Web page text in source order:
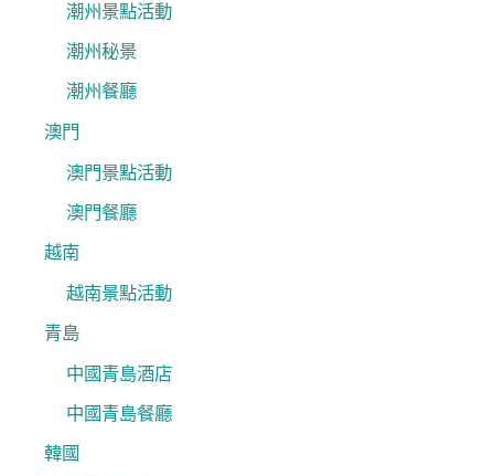
潮州景點活動
潮州秘景
潮州餐廳
澳門
澳門景點活動
澳門餐廳
越南
越南景點活動
青島
中國青島酒店
中國青島餐廳
韓國